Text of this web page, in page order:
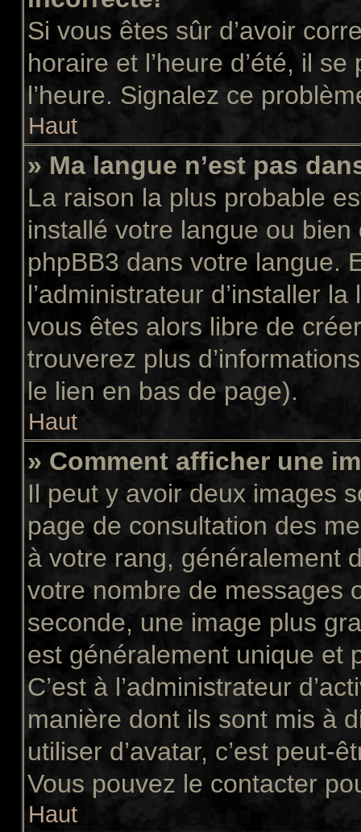
Si vous êtes sûr d’avoir
horaire et l’heure d’été, il
l’heure. Signalez ce
Haut
» Ma langue n’est pas
La raison la plus probable
installé votre langue ou
phpBB3 dans votre langue.
l’administrateur d’installer
vous êtes alors libre de
trouverez plus
le lien en bas de page).
Haut
» Comment afficher une
Il peut y avoir deux images
page de consultation des
à votre rang, généralement
votre nombre de messages
seconde, une image plus
est généralement unique et
C’est à l’administrateur
manière dont ils sont mis à
utiliser d’avatar, c’est peut-
Vous pouvez le contacter
Haut